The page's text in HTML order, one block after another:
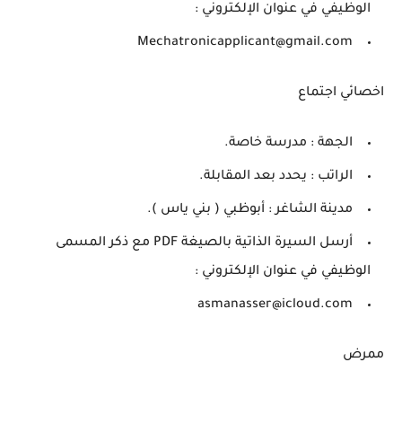
الوظيفي في عنوان الإلكتروني :
Mechatronicapplicant@gmail.com
اخصائي اجتماع
الجهة : مدرسة خاصة.
الراتب : يحدد بعد المقابلة.
مدينة الشاغر : أبوظبي ( بني ياس ).
أرسل السيرة الذاتية بالصيغة PDF مع ذكر المسمى
الوظيفي في عنوان الإلكتروني :
asmanasser@icloud.com
ممرض